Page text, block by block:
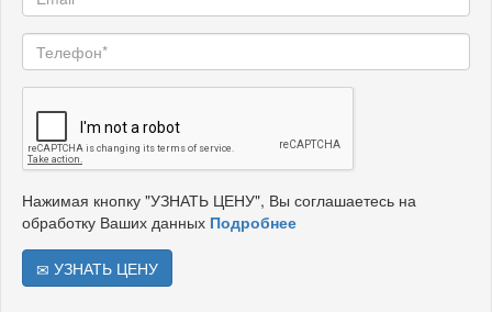
Нажимая кнопку "УЗНАТЬ ЦЕНУ", Вы соглашаетесь на
обработку Ваших данных Подробнее
УЗНАТЬ ЦЕНУ